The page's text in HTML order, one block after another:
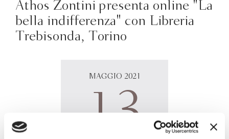
Athos Zontini presenta online "La
bella indifferenza" con Libreria
Trebisonda, Torino
MAGGIO 2021
13